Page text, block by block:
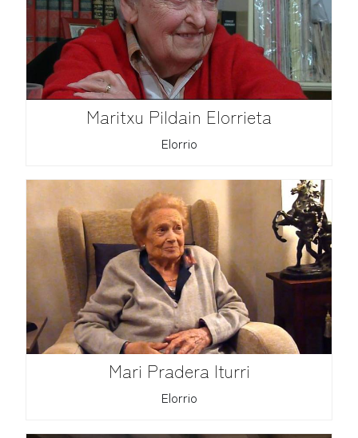
Maritxu Pildain Elorrieta
Elorrio
Mari Pradera Iturri
Elorrio